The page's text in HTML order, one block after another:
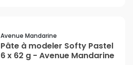
Avenue Mandarine
Pâte à modeler Softy Pastel
6 x 62 g - Avenue Mandarine